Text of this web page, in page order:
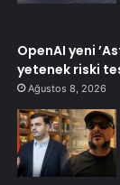
OpenAI yeni
yetenek riski
Ağustos 8, 2026